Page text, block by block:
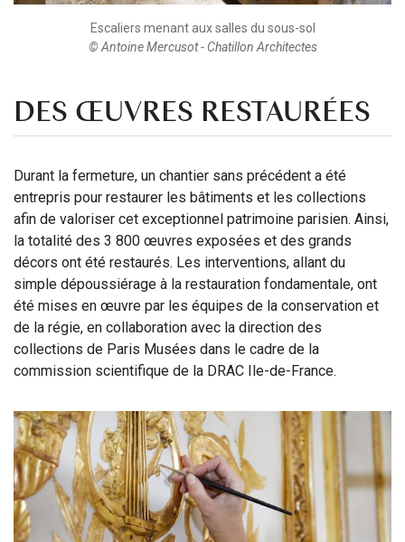
Escaliers menant aux salles du sous-sol
© Antoine Mercusot - Chatillon Architectes
DES ŒUVRES RESTAURÉES
Durant la fermeture, un chantier sans précédent a été
entrepris pour restaurer les bâtiments et les collections
afin de valoriser cet exceptionnel patrimoine parisien. Ainsi,
la totalité des 3 800 œuvres exposées et des grands
décors ont été restaurés. Les interventions, allant du
simple dépoussiérage à la restauration fondamentale, ont
été mises en œuvre par les équipes de la conservation et
de la régie, en collaboration avec la direction des
collections de Paris Musées dans le cadre de la
commission scientifique de la DRAC Ile-de-France.